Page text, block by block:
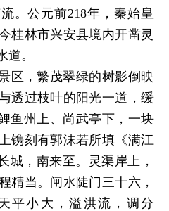
。公元前218年，秦始皇
桂林市兴安县境内开凿灵
。
区，繁茂翠绿的树影倒映
透过枝叶的阳光一道，缓
鱼州上、尚武亭下，一块
镌刻有郭沫若所填《满江
城，南来至。灵渠岸上，
精当。闸水陡门三十六，
平小大，溢洪流，调分